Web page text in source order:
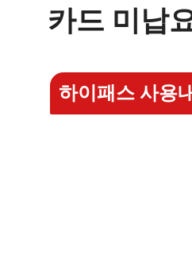
카드 미납
하이패스 사용